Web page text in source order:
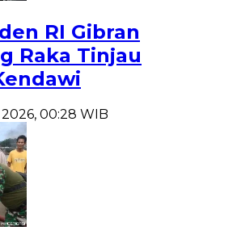
RI Gibran
Raka Tinjau
00:28 WIB